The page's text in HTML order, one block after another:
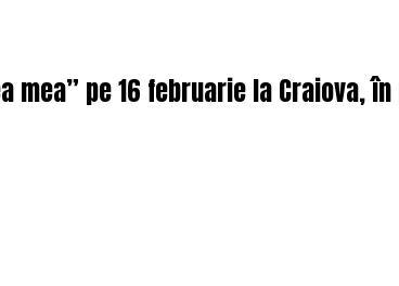
pe 16 februarie la Craiova,